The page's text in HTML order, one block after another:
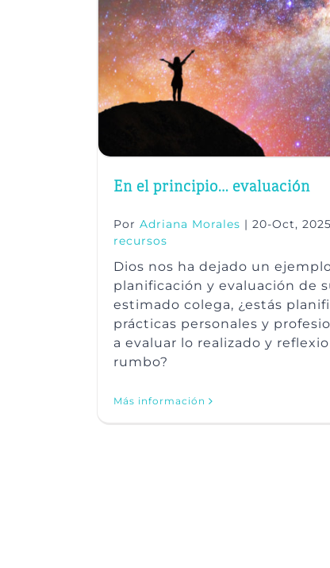
En el principio… evaluación
Por Adriana Morales | 20-Oct, 2025
recursos
Dios nos ha dejado un
planificación y evaluación de
estimado colega, ¿estás
prácticas personales y
a evaluar lo realizado y
rumbo?
Más información